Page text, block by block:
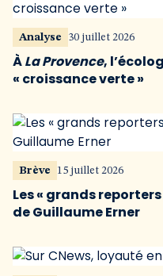
Analyse 30 juillet 2026
ÀLa Provence,
« croissance verte »
Brève 15 juillet 2026
Les « grands reporters
de Guillaume Erner